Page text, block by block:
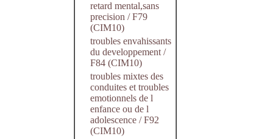
retard mental,sans
precision / F79
(CIM10)
troubles envahissants
du developpement /
F84 (CIM10)
troubles mixtes des
conduites et troubles
emotionnels de l
enfance ou de l
adolescence / F92
(CIM10)